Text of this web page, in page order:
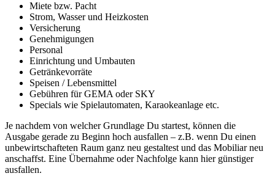
Miete bzw. Pacht
Strom, Wasser und Heizkosten
Versicherung
Genehmigungen
Personal
Einrichtung und Umbauten
Getränkevorräte
Speisen / Lebensmittel
Gebühren für GEMA oder SKY
Specials wie Spielautomaten, Karaokeanlage etc.
Je nachdem von welcher Grundlage Du startest, können die
Ausgabe gerade zu Beginn hoch ausfallen – z.B. wenn Du einen
unbewirtschafteten Raum ganz neu gestaltest und das Mobiliar neu
anschaffst. Eine Übernahme oder Nachfolge kann hier günstiger
ausfallen.